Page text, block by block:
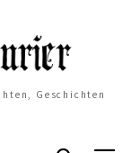
Geschichten